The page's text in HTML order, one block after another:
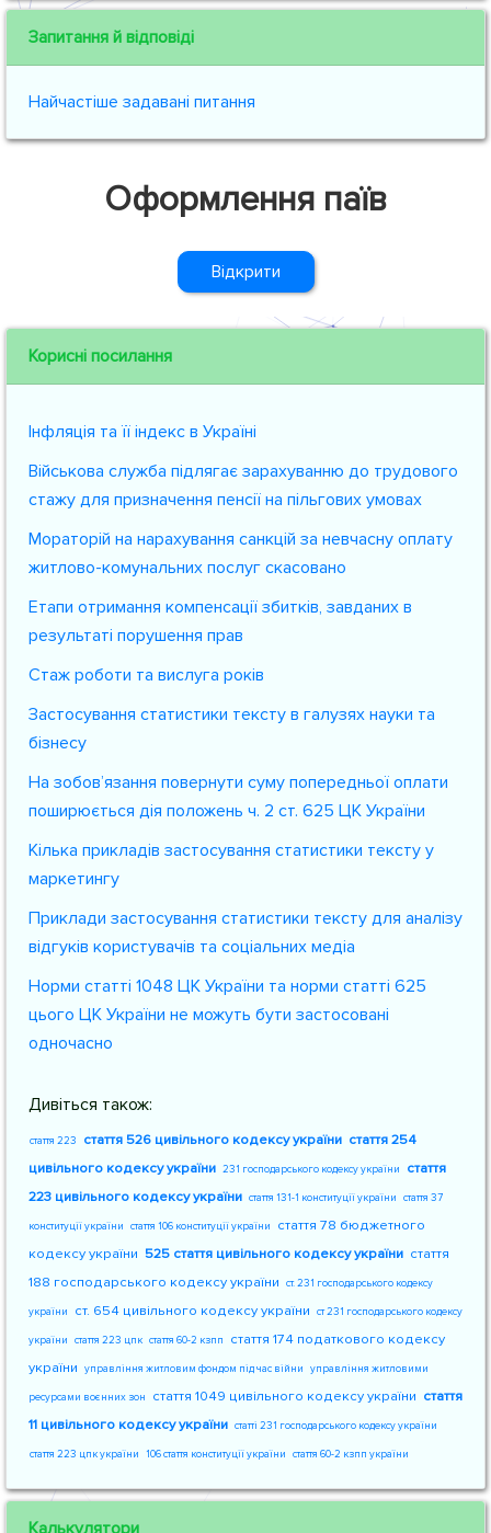
Запитання й відповіді
Найчастіше задавані питання
Оформлення паїв
Відкрити
Корисні посилання
Інфляція та її індекс в Україні
Військова служба підлягає зарахуванню до трудового
стажу для призначення пенсії на пільгових умовах
Мораторій на нарахування санкцій за невчасну оплату
житлово-комунальних послуг скасовано
Етапи отримання компенсації збитків, завданих в
результаті порушення прав
Стаж роботи та вислуга років
Застосування статистики тексту в галузях науки та
бізнесу
На зобов’язання повернути суму попередньої оплати
поширюється дія положень ч. 2 ст. 625 ЦК України
Кілька прикладів застосування статистики тексту у
маркетингу
Приклади застосування статистики тексту для аналізу
відгуків користувачів та соціальних медіа
Норми статті 1048 ЦК України та норми статті 625
цього ЦК України не можуть бути застосовані
одночасно
Дивіться також:
стаття 223 стаття 526 цивільного кодексу україни стаття 254
цивільного кодексу україни 231 господарського кодексу україни
стаття
223 цивільного кодексу україни стаття 131-1 конституції україни стаття 37
конституції україни стаття 106 конституції україни
стаття 78 бюджетного
кодексу україни 525 стаття цивільного кодексу україни стаття
188 господарського кодексу україни ст. 231 господарського кодексу
україни ст. 654 цивільного кодексу україни ст 231 господарського кодексу
україни стаття 223 цпк стаття 60-2 кзпп
стаття 174 податкового кодексу
україни управління житловим фондом під час війни управління житловими
ресурсами воєнних зон стаття 1049 цивільного кодексу україни стаття
11 цивільного кодексу україни статті 231 господарського кодексу україни
стаття 223 цпк україни 106 стаття конституції україни стаття 60-2 кзпп україни
Калькулятори